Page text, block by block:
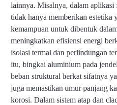
lainnya. Misalnya, dalam aplikasi
tidak hanya memberikan estetika
kemampuan untuk dibentuk
meningkatkan efisiensi energi
isolasi termal dan perlindungan
itu, bingkai aluminium pada
beban struktural berkat sifatnya
juga memastikan umur panjang
korosi. Dalam sistem atap dan